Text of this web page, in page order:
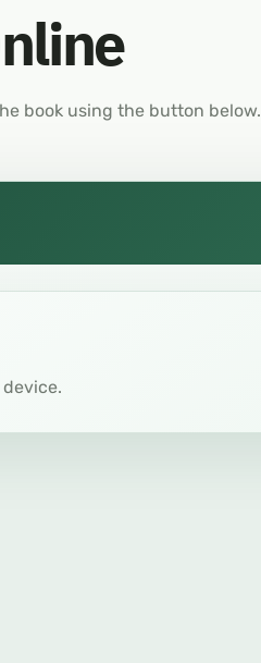
book using the button below.